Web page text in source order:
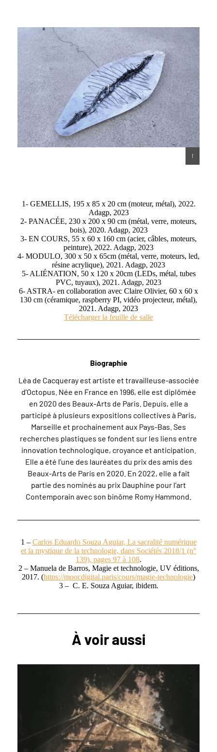
2
1- GEMELLIS, 195 x 85 x 20 cm (moteur, métal), 2022.
Adagp, 2023
2- PANACÉE, 230 x 200 x 90 cm (métal, verre, moteurs,
bois), 2020. Adagp, 2023
3- EN COURS, 55 x 60 x 160 cm (acier, câbles, moteurs,
peinture), 2022. Adagp, 2023
4- MODULO, 300 x 50 x 65cm (métal, verre, moteurs, led,
résine acrylique), 2021. Adagp, 2023
5- ALIÉNATION, 50 x 120 x 20cm (LEDs, métal, tubes
PVC, tuyaux), 2021. Adagp, 2023
6- ASTRA- en collaboration avec Claire Olivier, 60 x 60 x
130 cm (céramique, raspberry PI, vidéo projecteur, métal),
2021. Adagp, 2023
Télécharger la feuille de salle
Biographie
Léa de Cacqueray est artiste et travailleuse-associée
d’Octopus. Née en France en 1996, elle est diplômée
en 2020 des Beaux-Arts de Paris. Depuis, elle a
participé à plusieurs expositions collectives à Paris,
Marseille et prochainement aux Pays-Bas. Ses
recherches plastiques se fondent sur les liens entre
innovation technologique, croyance et anticipation.
Elle a été l’une des lauréates du prix des amis des
Beaux-Arts de Paris en 2020. En 2022, elle a fait
partie des nominés au prix Dauphine pour l’art
Contemporain avec son binôme Romy Hammond.
1 – Carlos Eduardo Souza Aguiar, La sacralité numérique
et la mystique de la technologie, dans Sociétés 2018/1 (n°
139), pages 97 à 108.
2 – Manuela de Barros, Magie et technologie, UV éditions,
2017. (https://moocdigital.paris/cours/magie-technologie)
3 – C. E. Souza Aguiar, ibidem.
À voir aussi